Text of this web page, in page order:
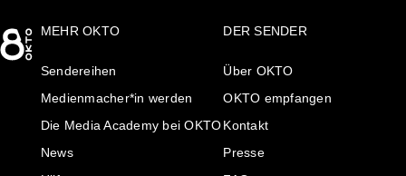
MEHR OKTO
Sendereihen
Medienmacher*in werden
Die Media Academy bei OKTO
News
DER SENDER
Über OKTO
OKTO empfangen
Kontakt
Presse